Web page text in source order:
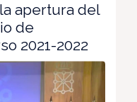
apertura del
de
2021-2022